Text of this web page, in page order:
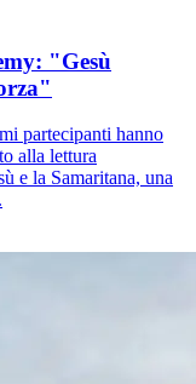
"Gesù
partecipanti hanno
alla lettura
e la Samaritana, una